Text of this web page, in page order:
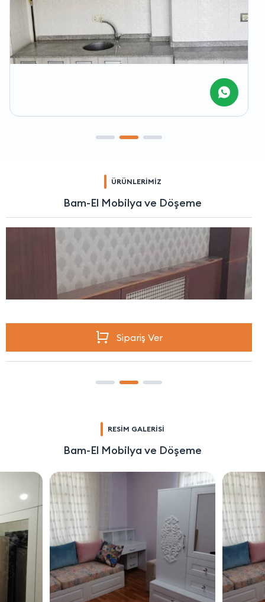
ÜRÜNLERİMİZ
Bam-El Mobilya ve Döşeme
Sipariş Ver
RESİM GALERİSİ
Bam-El Mobilya ve Döşeme